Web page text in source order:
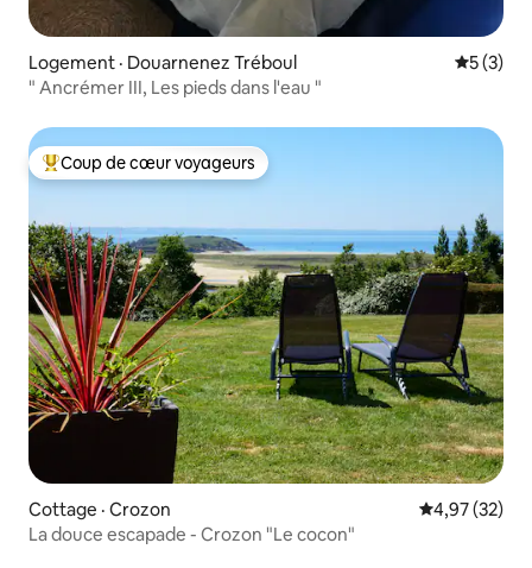
Logement · Douarnenez Tréboul Note
5 (3)
" Ancrémer III, Les pieds dans l'eau "
Coup de cœur voyageurs parmi les plus aimés
Coup de cœur voyageurs
Cottage · Crozon Note
4,97 (32)
La douce escapade - Crozon "Le cocon"